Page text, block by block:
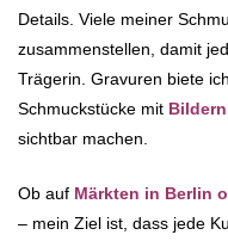
Details. Viele meiner
zusammenstellen, damit
Trägerin. Gravuren biete
Schmuckstücke mit
sichtbar machen.
Ob auf Märkten in Berlin
– mein Ziel ist, dass jede